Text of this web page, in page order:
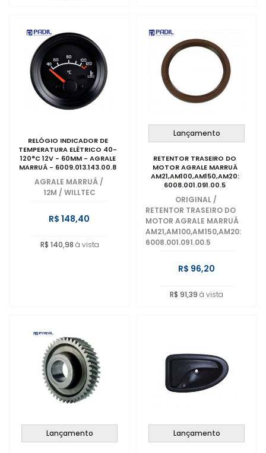
RELÓGIO INDICADOR DE
TEMPERATURA ELÉTRICO 40-
120°C 12V - 60MM - AGRALE
MARRUÁ - 6009.013.143.00.8
AGRALE MARRUÁ /
12M / WILLTEC
R$ 148,40
R$ 140,98 à vista
Lançamento
RETENTOR TRASEIRO DO
MOTOR AGRALE MARRUÁ
AM21,AM100,AM150,AM20:
6008.001.091.00.5
ORIGINAL /
RETENTOR TRASEIRO DO
MOTOR AGRALE MARRUÁ
AM21,AM100,AM150,AM20:
6008.001.091.00.5
R$ 96,20
R$ 91,39 à vista
Lançamento Lançamento